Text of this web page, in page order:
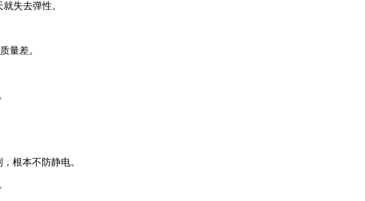
失去弹性。
量差。
根本不防静电。